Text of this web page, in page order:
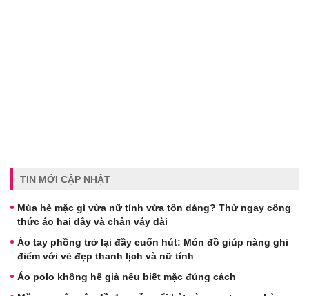
TIN MỚI CẬP NHẬT
Mùa hè mặc gì vừa nữ tính vừa tôn dáng? Thử ngay công
thức áo hai dây và chân váy dài
Áo tay phồng trở lại đầy cuốn hút: Món đồ giúp nàng ghi
điểm với vẻ đẹp thanh lịch và nữ tính
Áo polo không hề già nếu biết mặc đúng cách